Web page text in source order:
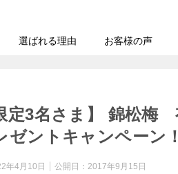
選ばれる理由 お客様の声
定3名さま】 錦松梅
ゼントキャンペーン
年4月10日 公開日： 2017年9月15日